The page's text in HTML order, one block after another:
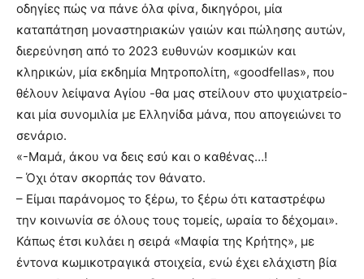
οδηγίες πώς να πάνε όλα φίνα, δικηγόροι, μία
καταπάτηση μοναστηριακών γαιών και πώλησης αυτών,
διερεύνηση από το 2023 ευθυνών κοσμικών και
κληρικών, μία εκδημία Μητροπολίτη, «goodfellas», που
θέλουν λείψανα Αγίου -θα μας στείλουν στο ψυχιατρείο-
και μία συνομιλία με Ελληνίδα μάνα, που απογειώνει το
σενάριο.
«-Μαμά, άκου να δεις εσύ και ο καθένας…!
– Όχι όταν σκορπάς τον θάνατο.
– Είμαι παράνομος το ξέρω, το ξέρω ότι καταστρέφω
την κοινωνία σε όλους τους τομείς, ωραία το δέχομαι».
Κάπως έτσι κυλάει η σειρά «Μαφία της Κρήτης», με
έντονα κωμικοτραγικά στοιχεία, ενώ έχει ελάχιστη βία